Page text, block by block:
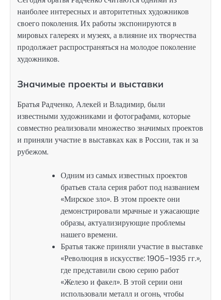
наиболее интересных и авторитетных художников
своего поколения. Их работы экспонируются в
мировых галереях и музеях, а влияние их творчества
продолжает распространяться на молодое поколение
художников.
Значимые проекты и выставки
Братья Радченко, Алекей и Владимир, были
известными художниками и фотографами, которые
совместно реализовали множество значимых проектов
и приняли участие в выставках как в России, так и за
рубежом.
Одним из самых известных проектов
братьев стала серия работ под названием
«Мирское зло». В этом проекте они
демонстрировали мрачные и ужасающие
образы, актуализирующие проблемы
нашего времени.
Братья также приняли участие в выставке
«Революция в искусстве: 1905-1935 гг.»,
где представили свою серию работ
«Железо и факел». В этой серии они
использовали металл и огонь, чтобы